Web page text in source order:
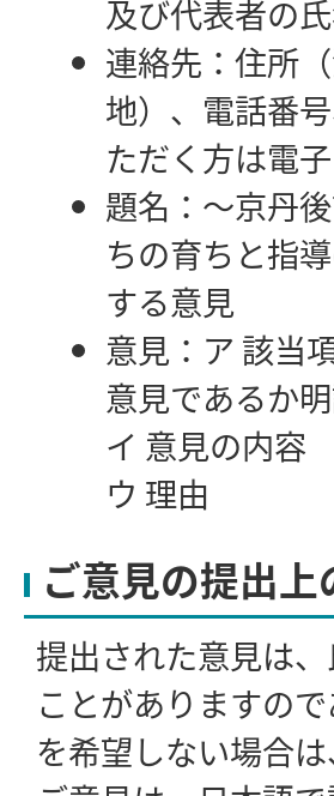
及び代表者の氏
連絡先：住所
地）、電話番
ただく方は電
題名：～京丹
ちの育ちと指
する意見
意見：ア 該当
意見であるか
イ 意見の内容
ウ 理由
ご意見の提出上
提出された意見は
ことがありますの
を希望しない場合